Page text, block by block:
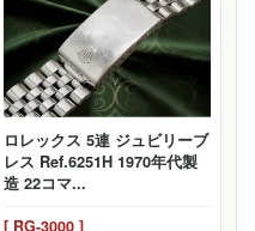
ロレックス 5連 ジュビリーブ
レス Ref.6251H 1970年代製
造 22コマ...
[ RG-3000 ]